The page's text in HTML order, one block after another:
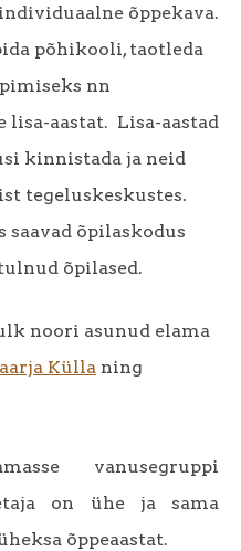
õppekava.
põhikooli, taotleda
nn
aastat. Lisa-aastad
kinnistada ja neid
tegeluskeskustes.
saavad õpilaskodus
õpilased.
noori asunud elama
Külla ning
vanusegruppi
on ühe ja sama
õppeaastat.